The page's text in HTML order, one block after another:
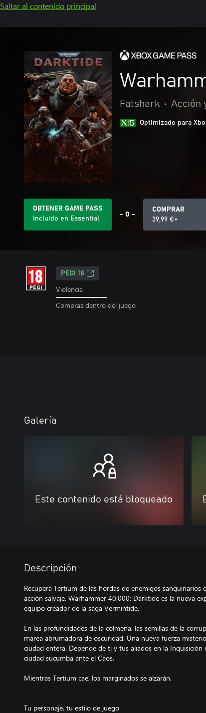
Saltar al contenido principal
Fatshark • Acción
Optimizado para
OBTENER GAME PASS
Incluido en Essential
- O -
COMPRAR
39,99 €+
PEGI 18
Violencia
Compras dentro del juego
Galería
Este contenido está bloqueado
Descripción
Recupera Tertium de las hordas de enemigos
acción salvaje. Warhammer 40,000: Darktide es la nueva
equipo creador de la saga Vermintide.
En las profundidades de la colmena, las semillas de la
marea abrumadora de oscuridad. Una nueva fuerza
ciudad entera. Depende de ti y tus aliados en la
ciudad sucumba ante el Caos.
Mientras Tertium cae, los marginados se alzarán.
Tu personaje, tu estilo de juego